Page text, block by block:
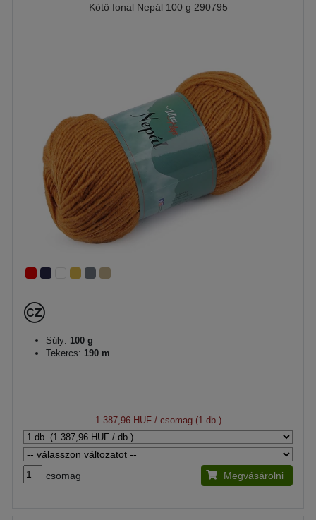
Kötő fonal Nepál 100 g 290795
Súly: 100 g
Tekercs: 190 m
1 387,96 HUF/ csomag (1 db.)
csomag Megvásárolni